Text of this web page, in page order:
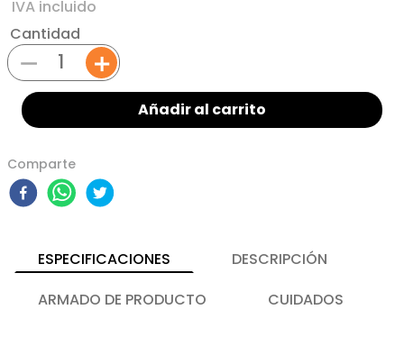
Cantidad
＋
－
Añadir al carrito
Comparte
ESPECIFICACIONES
DESCRIPCIÓN
ARMADO DE PRODUCTO
CUIDADOS